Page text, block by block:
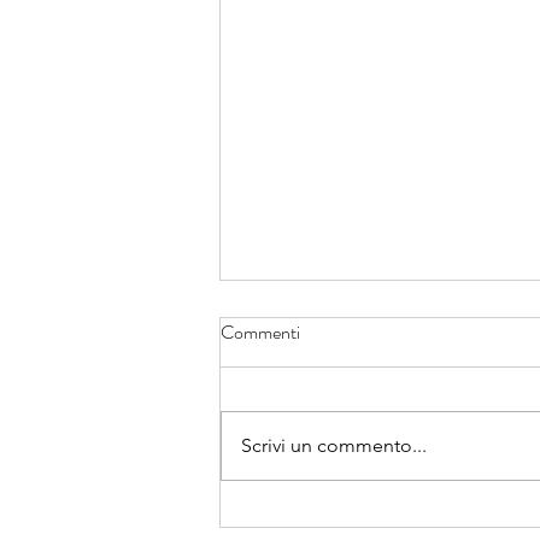
Mamma Arcobaleno
Sono Sonia e sono mamma di un
sapesse, i bimbi arcobaleno sono
quelli nati dopo un aborto
Commenti
Scrivi un commento...